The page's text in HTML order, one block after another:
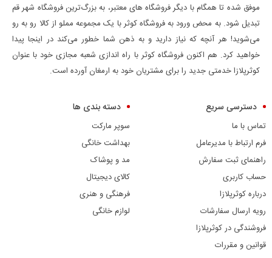
موفق شده تا همگام با دیگر فروشگاه های معتبر، به بزرگ‌ترین فروشگاه شهر قم
تبدیل شود. به محض ورود به فروشگاه کوثر با یک مجموعه مملو از کالا رو به رو
می‌شوید! هر آنچه که نیاز دارید و به ذهن شما خطور می‌کند در اینجا پیدا
خواهید کرد. هم اکنون فروشگاه کوثر با راه اندازی شعبه مجازی خود با عنوان
کوثرپلازا خدمتی جدید را برای مشتریان خود به ارمغان آورده است.
دسترسی سریع
تماس با ما
فرم ارتباط با مدیرعامل
راهنمای ثبت سفارش
حساب کاربری
درباره کوثرپلازا
رویه ارسال سفارشات
فروشندگی در کوثرپلازا
قوانین و مقررات
دسته بندی ها
سوپر مارکت
بهداشت خانگی
مد و پوشاک
کالای دیجیتال
فرهنگی و هنری
لوازم خانگی